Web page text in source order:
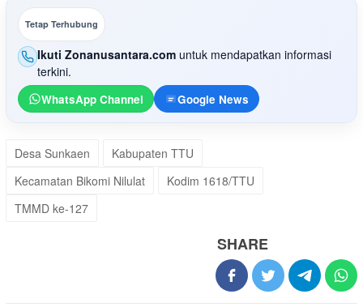
Tetap Terhubung
Ikuti Zonanusantara.com untuk mendapatkan informasi
terkini.
WhatsApp Channel Google News
Desa Sunkaen
Kabupaten TTU
Kecamatan Bikomi Nilulat
Kodim 1618/TTU
TMMD ke-127
SHARE